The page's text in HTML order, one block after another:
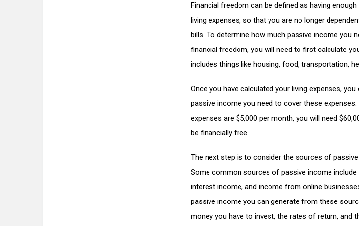
Financial freedom can be defined as having
living expenses, so that you are no longer
bills. To determine how much passive income you
financial freedom, you will need to first calculate
includes things like housing, food, transportation,
Once you have calculated your living expenses,
passive income you need to cover these expenses.
expenses are $5,000 per month, you will need
be financially free.
The next step is to consider the sources of
Some common sources of passive income include
interest income, and income from online
passive income you can generate from these
money you have to invest, the rates of return, and